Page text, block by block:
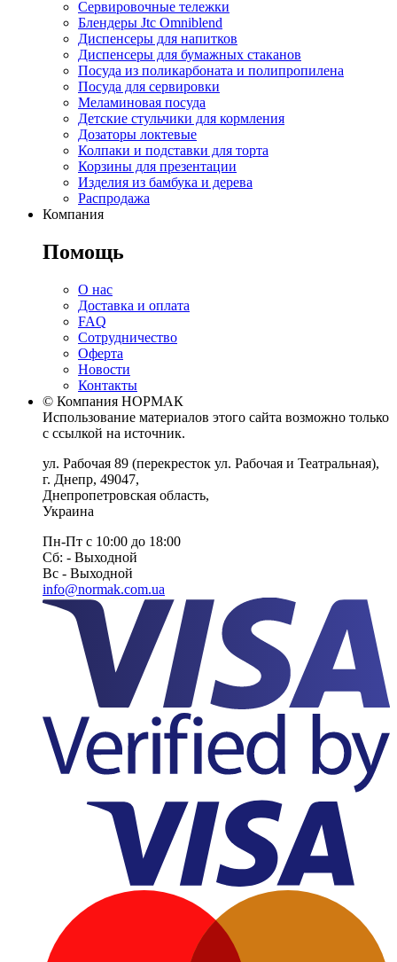
Сервировочные тележки
Блендеры Jtc Omniblend
Диспенсеры для напитков
Диспенсеры для бумажных стаканов
Посуда из поликарбоната и полипропилена
Посуда для сервировки
Меламиновая посуда
Детские стульчики для кормления
Дозаторы локтевые
Колпаки и подставки для торта
Корзины для презентации
Изделия из бамбука и дерева
Распродажа
Компания
Помощь
О нас
Доставка и оплата
FAQ
Сотрудничество
Оферта
Новости
Контакты
© Компания НОРМАК
Использование материалов этого сайта возможно только
с ссылкой на источник.
ул. Рабочая 89 (перекресток ул. Рабочая и Театральная),
г. Днепр, 49047,
Днепропетровская область,
Украина
Пн-Пт с 10:00 до 18:00
Сб: - Выходной
Вс - Выходной
info@normak.com.ua